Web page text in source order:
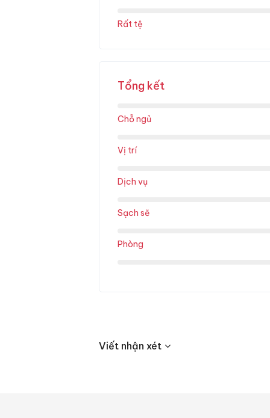
Rất tệ
Tổng kết
Chỗ ngủ
Vị trí
Dịch vụ
Sạch sẽ
Phòng
Viết nhận xét